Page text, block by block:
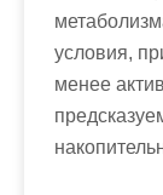
условия,
менее